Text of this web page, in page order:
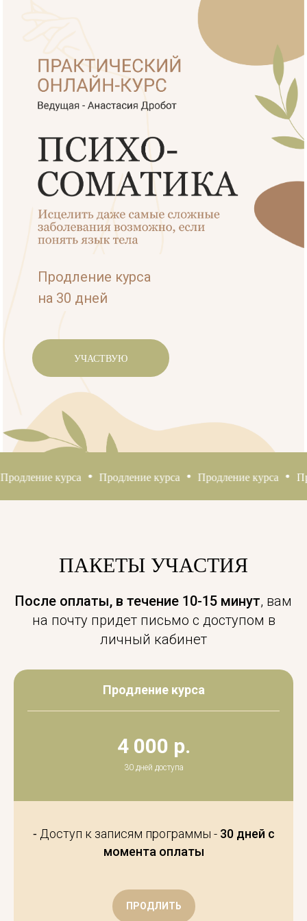
УЧАСТВУЮ
Продление курса
на 30 дней
курса Продление курса Продление курса
ПАКЕТЫ УЧАСТИЯ
После оплаты, в течение 10-15 минут, вам
на почту придет письмо с доступом в
личный кабинет
Продление курса
4 000 р.
30 дней доступа
⁃ Доступ к записям программы - 30 дней с
момента оплаты
ПРОДЛИТЬ